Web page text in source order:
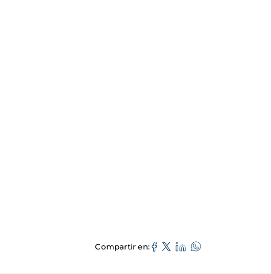
Compartir en